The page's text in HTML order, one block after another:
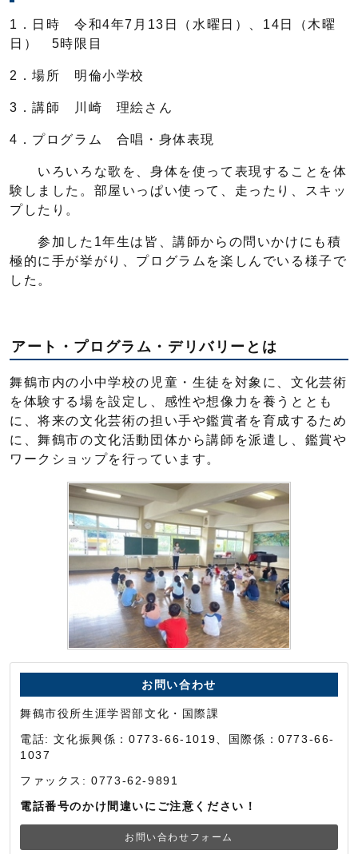
1．日時 令和4年7月13日（水曜日）、14日（木曜
日） 5時限目
2．場所 明倫小学校
3．講師 川崎 理絵さん
4．プログラム 合唱・身体表現
いろいろな歌を、身体を使って表現することを体
験しました。部屋いっぱい使って、走ったり、スキッ
プしたり。
参加した1年生は皆、講師からの問いかけにも積
極的に手が挙がり、プログラムを楽しんでいる様子で
した。
アート・プログラム・デリバリーとは
舞鶴市内の小中学校の児童・生徒を対象に、文化芸術
を体験する場を設定し、感性や想像力を養うととも
に、将来の文化芸術の担い手や鑑賞者を育成するため
に、舞鶴市の文化活動団体から講師を派遣し、鑑賞や
ワークショップを行っています。
お問い合わせ
舞鶴市役所生涯学習部文化・国際課
電話: 文化振興係：0773-66-1019、国際係：0773-66-
1037
ファックス: 0773-62-9891
電話番号のかけ間違いにご注意ください！
お問い合わせフォーム